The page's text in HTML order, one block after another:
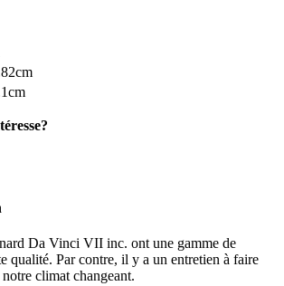
Da Vinci VII inc. ont une gamme de
qualité. Par contre, il y a un entretien à faire
climat changeant.